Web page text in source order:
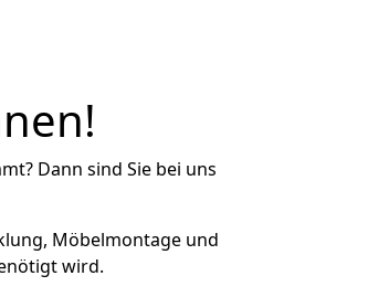
Dann sind Sie bei uns
Möbelmontage und
wird.